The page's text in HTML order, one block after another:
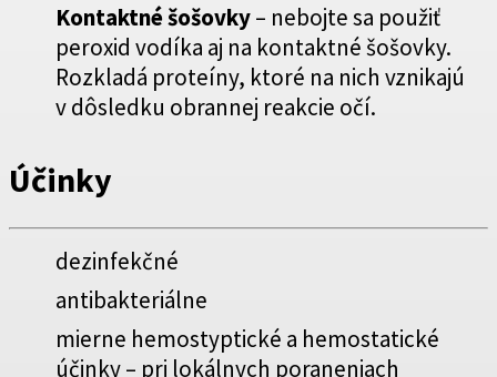
Kontaktné šošovky– nebojte sa použiť
peroxid vodíka aj na kontaktné šošovky.
Rozkladá proteíny, ktoré na nich vznikajú
v dôsledku obrannej reakcie očí.
Účinky
dezinfekčné
antibakteriálne
mierne hemostyptické a hemostatické
účinky – pri lokálnych poraneniach